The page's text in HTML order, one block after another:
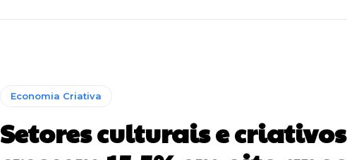
Economia Criativa
Setores culturais e criativos